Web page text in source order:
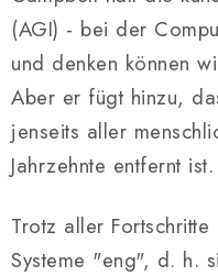
(AGI) - bei der
und denken können
Aber er fügt hinzu,
jenseits aller
Jahrzehnte entfernt ist.
Trotz aller
Systeme "eng", d. h.